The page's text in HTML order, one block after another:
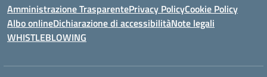
Amministrazione TrasparentePrivacy PolicyCookie Policy
Albo onlineDichiarazione di accessibilitàNote legali
WHISTLEBLOWING